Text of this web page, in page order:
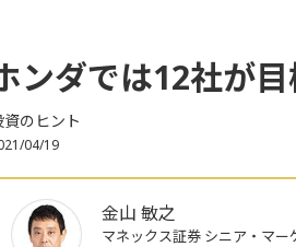
ンダでは12社が
資のヒント
04/19
金山 敏之
マネックス証券 シニア・マー